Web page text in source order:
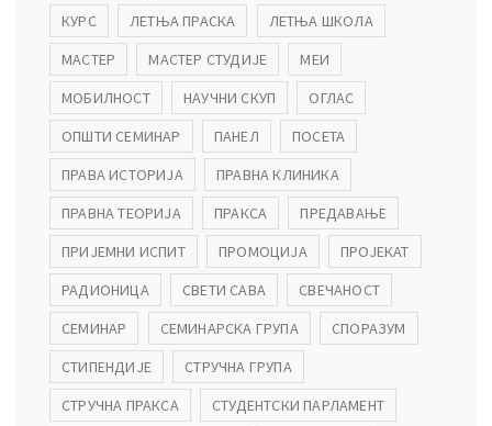
КУРС
ЛЕТЊА ПРАСКА
ЛЕТЊА ШКОЛА
МАСТЕР
МАСТЕР СТУДИЈЕ
МЕИ
МОБИЛНОСТ
НАУЧНИ СКУП
ОГЛАС
ОПШТИ СЕМИНАР
ПАНЕЛ
ПОСЕТА
ПРАВА ИСТОРИЈА
ПРАВНА КЛИНИКА
ПРАВНА ТЕОРИЈА
ПРАКСА
ПРЕДАВАЊЕ
ПРИЈЕМНИ ИСПИТ
ПРОМОЦИЈА
ПРОЈЕКАТ
РАДИОНИЦА
СВЕТИ САВА
СВЕЧАНОСТ
СЕМИНАР
СЕМИНАРСКА ГРУПА
СПОРАЗУМ
СТИПЕНДИЈЕ
СТРУЧНА ГРУПА
СТРУЧНА ПРАКСА
СТУДЕНТСКИ ПАРЛАМЕНТ